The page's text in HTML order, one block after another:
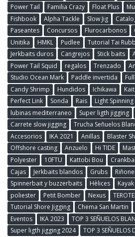
Power Tail
Familia Crazy Float Plus
Fishbook
Alpha Tackle Slow Jig
Paseantes
Concursos Flurocarbonos
Unitika
HMKL Pudlee Tutorial Tai
Jerkbaits duros
Cangrejos Stick baits
Power Tail Squid
regalos Trenzado
Studio Ocean Mark
Paddle invertida
Candy Shrimp
Hundidos Ichikawa
Perfect Link
Sonda Rais Light Spinning
lubinas mediterraneo
Super ligth jigging
Carrete slow jigging
Trucha Señuelos
Accesorios
IKA 2021 Anillas Blaster
Offshore casting
Anzuelo Hi TIDE
Polyester
10FTU Kattobi Bou
Cajas
Jerkbaits blandos Grubs
Spinnerbait y buzzerbaits
Hèlices Kayak
poliester
Petit Bomber Nexus
Tutorial Shore Jigging
Chema San Martin
Eventos
IKA 2023
TOP 3 SEÑUELOS
Super ligth jigging 2024
TOP 3 SEÑUELOS